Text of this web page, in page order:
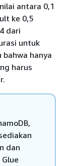
antara 0,1
ke 0,5
dari
untuk
hanya
harus
dan